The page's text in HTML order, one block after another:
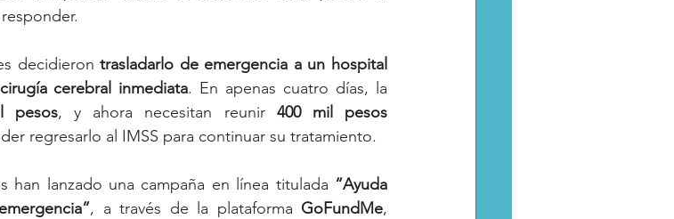
decidieron trasladarlo de emergencia a un hospital
cerebral inmediata. En apenas cuatro días, la
pesos, y ahora necesitan reunir 400 mil pesos
regresarlo al IMSS para continuar su tratamiento.
han lanzado una campaña en línea titulada “Ayuda
, a través de la plataforma GoFundMe,